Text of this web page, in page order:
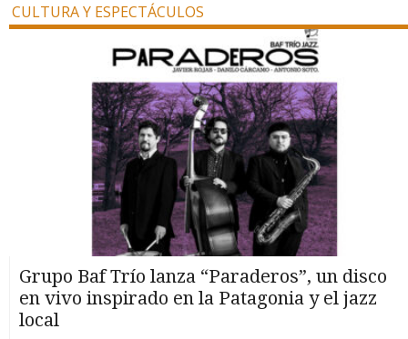
CULTURA Y ESPECTÁCULOS
Grupo Baf Trío lanza “Paraderos”, un disco
en vivo inspirado en la Patagonia y el jazz
local